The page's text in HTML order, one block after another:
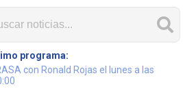
programa:
con Ronald Rojas el lunes a las